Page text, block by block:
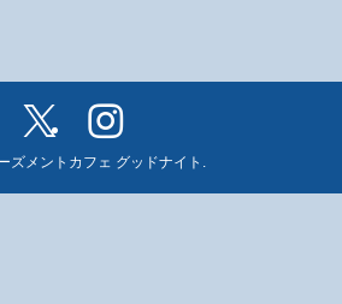
ズメントカフェ グッドナイト.